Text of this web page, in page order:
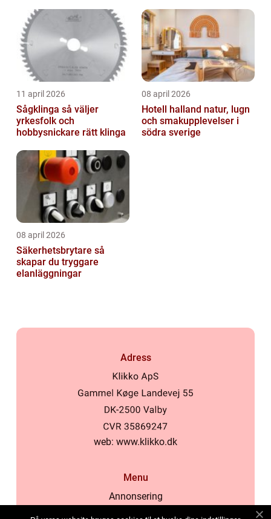
11 april 2026
Sågklinga så väljer
yrkesfolk och
hobbysnickare rätt klinga
08 april 2026
Hotell halland natur, lugn
och smakupplevelser i
södra sverige
08 april 2026
Säkerhetsbrytare så
skapar du tryggare
elanläggningar
Adress
web: www.klikko.dk
Menu
Annonsering